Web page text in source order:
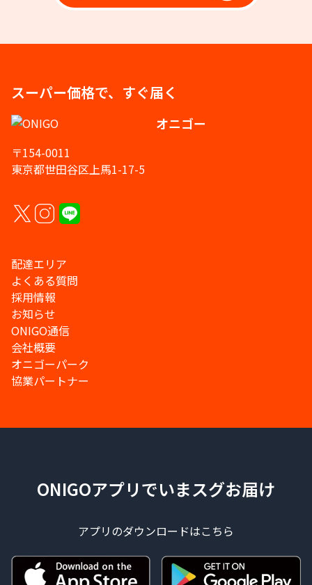
スーパー価格で、すぐ届く
オニゴー
〒154-0011
東京都世田谷区上馬1-17-5
配達エリア
よくある質問
採用情報
お知らせ
ONIGO通信
会社概要
オニゴーパーク
協業パートナー
ONIGOアプリでいまスグお届け
アプリのダウンロードはこちら